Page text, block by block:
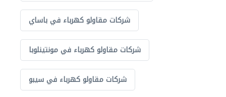
شركات مقاولو كهرباء في باساي
شركات مقاولو كهرباء في مونتينلوبا
شركات مقاولو كهرباء في سيبو